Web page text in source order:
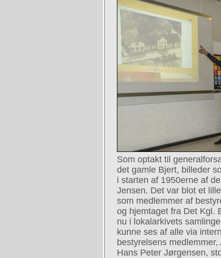
Som optakt til
det gamle Bjert, billeder
i starten af 1950erne af
Jensen. Det var blot et
som medlemmer af
og hjemtaget fra Det Kgl.
nu i lokalarkivets
kunne ses af alle via
bestyrelsens
Hans Peter Jørgensen,